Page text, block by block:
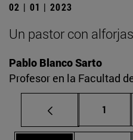
02 | 01 | 2023
Un pastor con alforjas
Pablo Blanco Sarto
Profesor en la Facultad
Página
1